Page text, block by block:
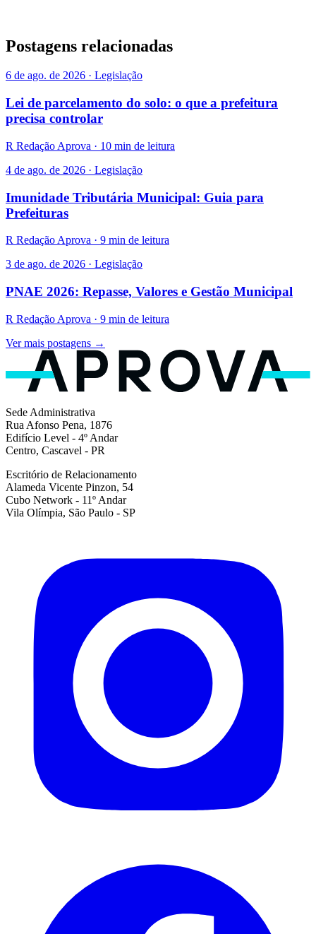
Postagens relacionadas
6 de ago. de 2026 · Legislação
Lei de parcelamento do solo: o que a prefeitura
precisa controlar
R Redação Aprova · 10 min de leitura
4 de ago. de 2026 · Legislação
Imunidade Tributária Municipal: Guia para
Prefeituras
R Redação Aprova · 9 min de leitura
3 de ago. de 2026 · Legislação
PNAE 2026: Repasse, Valores e Gestão Municipal
R Redação Aprova · 9 min de leitura
Ver mais postagens →
Sede Administrativa
Rua Afonso Pena, 1876
Edifício Level - 4º Andar
Centro, Cascavel - PR
Escritório de Relacionamento
Alameda Vicente Pinzon, 54
Cubo Network - 11º Andar
Vila Olímpia, São Paulo - SP